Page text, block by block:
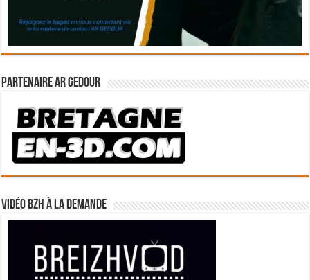
Partenaire Ar Gedour
Vidéo BZH à la demande